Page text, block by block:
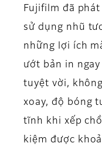
Fujifilm đã
sử dụng nhũ
những lợi ích
ướt bản in
tuyệt vời,
xoay, độ bóng
tĩnh khi xếp
kiệm được